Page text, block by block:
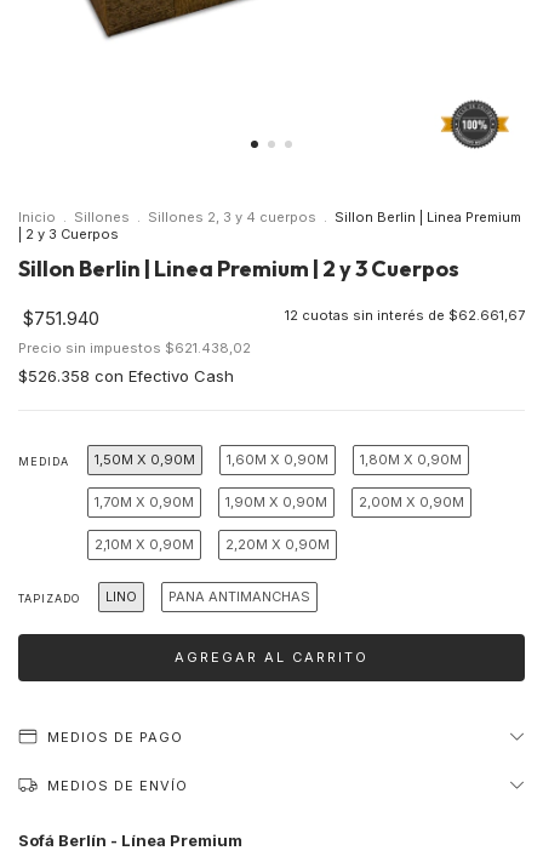
Inicio . Sillones . Sillones 2, 3 y 4 cuerpos . Sillon Berlin | Linea Premium
| 2 y 3 Cuerpos
Sillon Berlin | Linea Premium | 2 y 3 Cuerpos
$751.940 12 cuotas sin interés de $62.661,67
Precio sin impuestos $621.438,02
$526.358 con Efectivo Cash
MEDIDA 1,50M X 0,90M 1,60M X 0,90M 1,80M X 0,90M
1,70M X 0,90M 1,90M X 0,90M 2,00M X 0,90M
2,10M X 0,90M 2,20M X 0,90M
TAPIZADO LINO PANA ANTIMANCHAS
MEDIOS DE PAGO
MEDIOS DE ENVÍO
Sofá Berlín - Línea Premium